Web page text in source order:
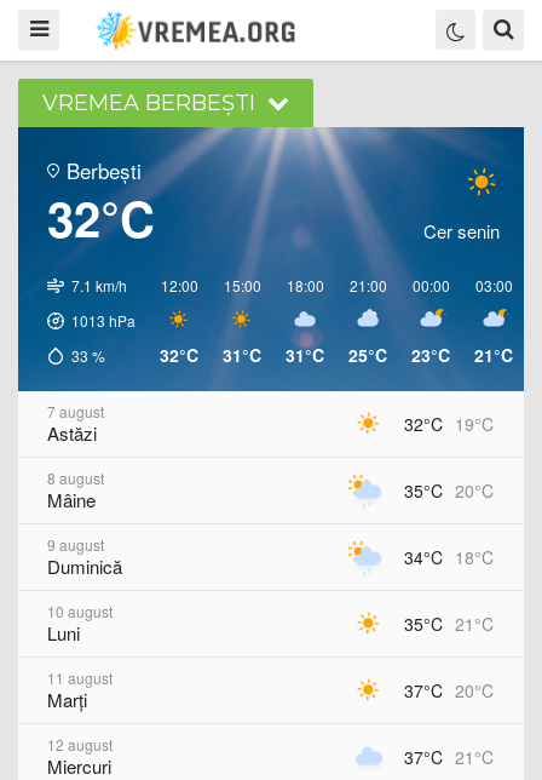
VREMEA BERBEȘTI
Berbești
32°C Cer senin
7.1 km/h
1013 hPa
33 %
12:00
32°C
15:00
31°C
18:00
31°C
21:00
25°C
00:00
23°C
03:00
21°C
7 august
Astăzi 32°C 19°C
8 august
Mâine 35°C 20°C
9 august
Duminică 34°C 18°C
10 august
Luni 35°C 21°C
11 august
Marți 37°C 20°C
12 august
Miercuri 37°C 21°C